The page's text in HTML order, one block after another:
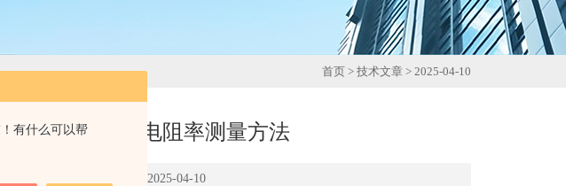
有什么可以帮
首页 > 技术文章 > 2025-04-10
电阻率与表面电阻率测量方法
数：1266 更新更新时间：2025-04-10